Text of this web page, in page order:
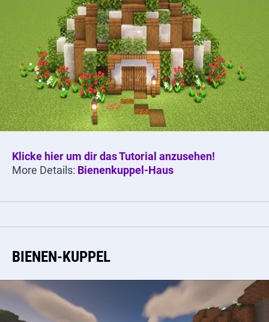
Klicke hier um dir das Tutorial anzusehen!
More Details: Bienenkuppel-Haus
BIENEN-KUPPEL